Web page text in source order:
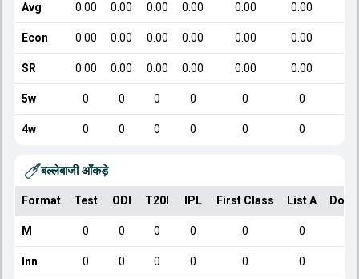
Avg 0.00 0.00 0.00 0.00 0.00 0.00
Econ 0.00 0.00 0.00 0.00 0.00 0.00
SR 0.00 0.00 0.00 0.00 0.00 0.00
5w 0 0 0 0 0 0
4w 0 0 0 0 0 0
बल्लेबाजी आँकड़े
Format Test ODI T20I IPL First Class List A
M 0 0 0 0 0 0
Inn 0 0 0 0 0 0